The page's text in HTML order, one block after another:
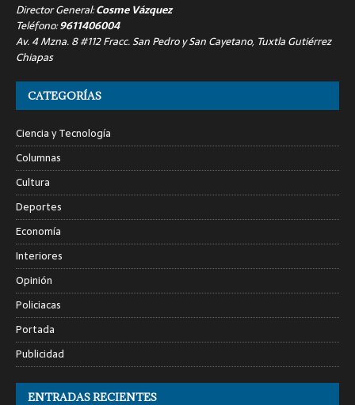
Director General:Cosme Vázquez
Teléfono:9611406004
Av. 4 Mzna. 8 #112 Fracc. San Pedro y San Cayetano, Tuxtla Gutiérrez
Chiapas
CATEGORÍAS
Ciencia y Tecnología
Columnas
Cultura
Deportes
Economía
Interiores
Opinión
Policiacas
Portada
Publicidad
ENTRADAS RECIENTES